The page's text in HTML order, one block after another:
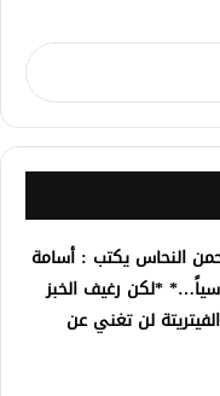
النحاس يكتب : أسامة
*لكن رغيف الخبز
لن تغني عن